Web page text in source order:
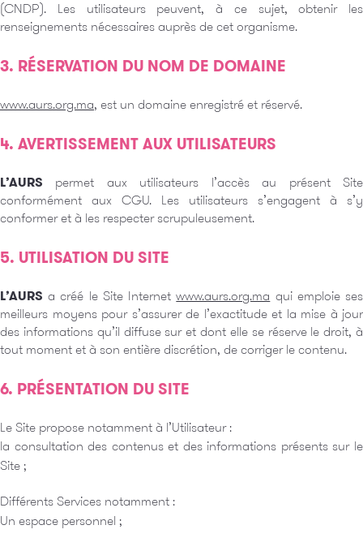
(CNDP). Les utilisateurs peuvent, à ce sujet, obtenir les
renseignements nécessaires auprès de cet organisme.
3. RÉSERVATION DU NOM DE DOMAINE
www.aurs.org.ma, est un domaine enregistré et réservé.
4. AVERTISSEMENT AUX UTILISATEURS
L’AURS permet aux utilisateurs l’accès au présent Site
conformément aux CGU. Les utilisateurs s’engagent à s’y
conformer et à les respecter scrupuleusement.
5. UTILISATION DU SITE
L’AURS a créé le Site Internetwww.aurs.org.ma qui emploie ses
meilleurs moyens pour s’assurer de l’exactitude et la mise à jour
des informations qu’il diffuse sur et dont elle se réserve le droit, à
tout moment et à son entière discrétion, de corriger le contenu.
6. PRÉSENTATION DU SITE
Le Site propose notamment à l’Utilisateur :
la consultation des contenus et des informations présents sur le
Site ;
Différents Services notamment :
Un espace personnel ;